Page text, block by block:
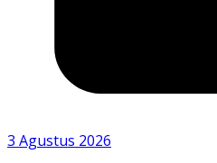
3 Agustus 2026